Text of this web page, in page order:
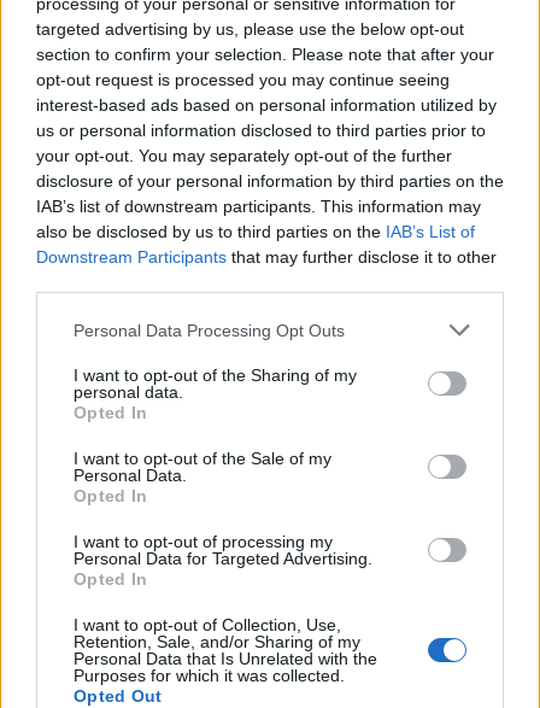
targeted advertising by us, please use the below opt-out
section to confirm your selection. Please note that after your
opt-out request is processed you may continue seeing
interest-based ads based on personal information utilized by
us or personal information disclosed to third parties prior to
your opt-out. You may separately opt-out of the further
disclosure of your personal information by third parties on the
IAB’s list of downstream participants. This information may
also be disclosed by us to third parties on the IAB’s List of
Downstream Participants that may further disclose it to other
Please note that this website/app uses one or more Google
not limited to your visit or usage behaviour. You may click to
grant or deny consent to Google and its third-party tags to
use your data for below specified purposes in below Google
consent section.
Personal Data Processing Opt Outs
I want to opt-out of the Sharing of my
personal data.
Opted In
I want to opt-out of the Sale of my
Personal Data.
Opted In
I want to opt-out of processing my
Personal Data for Targeted Advertising.
Opted In
I want to opt-out of Collection, Use,
Retention, Sale, and/or Sharing of my
Personal Data that Is Unrelated with the
Purposes for which it was collected.
Opted Out
Μεγάλη «φυγή» δημοσιογράφων από τη
Τα ζητήματα που «καίνε» τον κλάδο στη συμπρωτεύουσα